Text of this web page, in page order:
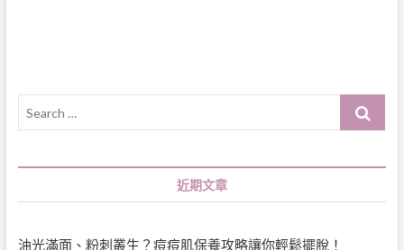
Search
近期文章
油光滿面、粉刺叢生？痘痘肌保養攻略讓你輕鬆擺脫！